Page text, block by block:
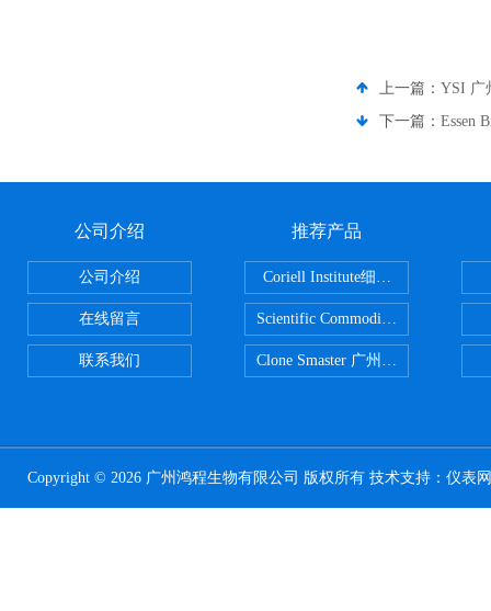
上一篇： YSI 广
下一篇： Essen
公司介绍
公司介绍
在线留言
联系我们
推荐产品
Scientific CommoditiesPE管 广州
Clone Smaster 广州鸿程代理
Copyright © 2026 广州鸿程生物有限公司 版权所有 技术支持： 仪表网